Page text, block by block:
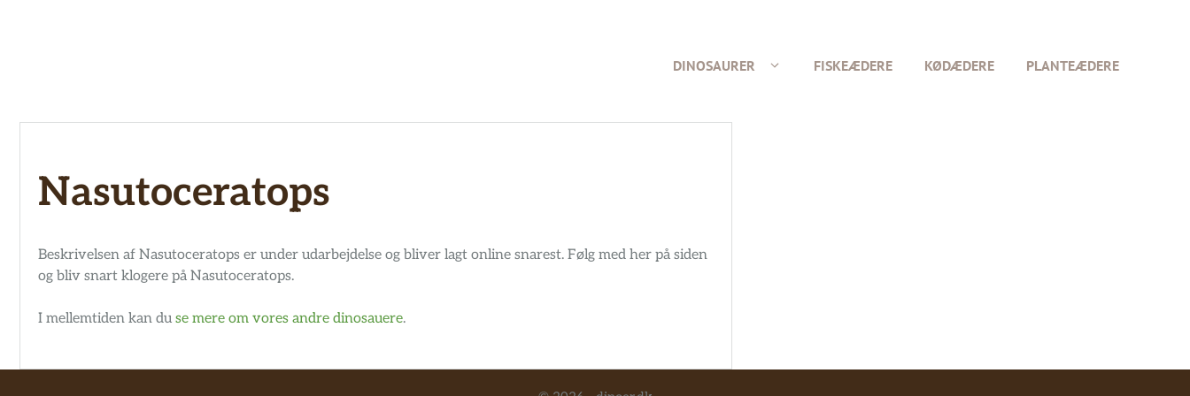
DINOSAURER FISKEÆDERE KØDÆDERE PLANTEÆDERE
Nasutoceratops
Beskrivelsen af Nasutoceratops er under udarbejdelse og bliver lagt online snarest. Følg med her på siden
og bliv snart klogere på Nasutoceratops.
I mellemtiden kan du se mere om vores andre dinosauere.